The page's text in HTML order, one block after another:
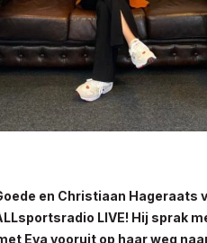
en Christiaan Hageraats
LIVE! Hij sprak
Eva vooruit op haar weg